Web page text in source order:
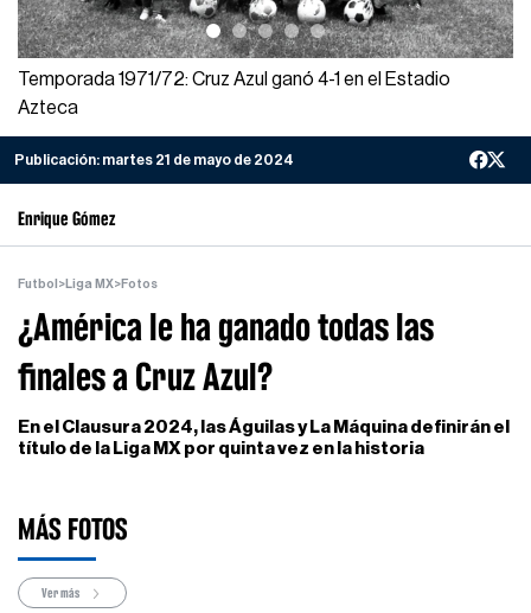
Temporada 1971/72: Cruz Azul ganó 4-1 en el Estadio
Azteca
Publicación: martes 21 de mayo de 2024
Enrique Gómez
Futbol >Liga MX>Fotos
¿América le ha ganado todas las
finales a Cruz Azul?
En el Clausura 2024, las Águilas y La Máquina definirán el
título de la Liga MX por quinta vez en la historia
MÁS FOTOS
Ver más